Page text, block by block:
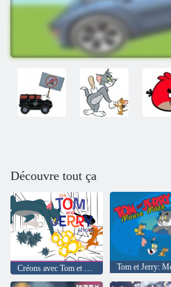
Découvre tout ça
Créons avec Tom et Jerry